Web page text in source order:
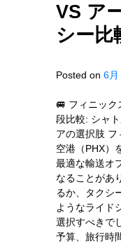
VS ア
シー比
Posted on 6
🚐 フィニック
段比較: シャ
アの選択肢
空港（PHX）
最適な輸送オ
なることがあ
るか、タクシ
ようなライド
選択すべきで
予算、旅行時